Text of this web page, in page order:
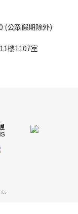
(公眾假期除外)
樓1107室